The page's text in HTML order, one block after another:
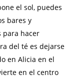
el sol, puedes
bares y
para hacer
del té es dejarse
en Alicia en el
en el centro